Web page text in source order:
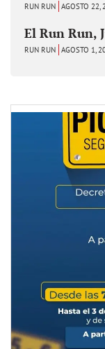
RUN RUN AGOSTO 22,
El Run Run,
RUN RUN AGOSTO 1,